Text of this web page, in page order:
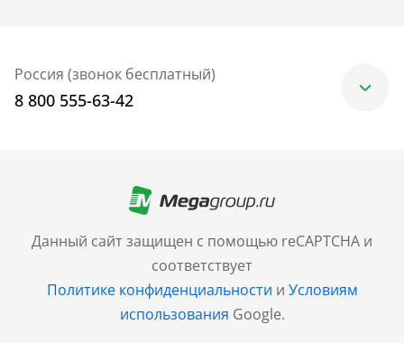
Данный сайт защищен с помощью reCAPTCHA и
соответствует
Политике конфиденциальности и Условиям
использования Google.
Россия (звонок бесплатный)
8 800 555-63-42
+7 (499) 705-30-10
Санкт-Петербург
+7 (812) 600-77-33
Барнаул
+7 (961) 999-93-93